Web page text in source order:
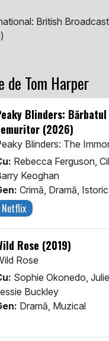
British
de Tom Harper
Blinders: Bărbatul
(2026)
Blinders: The
Rebecca Ferguson,
Keoghan
Crimă, Dramă, Istoric
Netflix
Rose (2019)
Rose
Sophie Okonedo,
Buckley
Dramă, Muzical